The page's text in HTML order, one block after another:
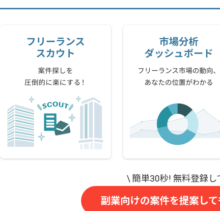
副業向けの案件を提案し